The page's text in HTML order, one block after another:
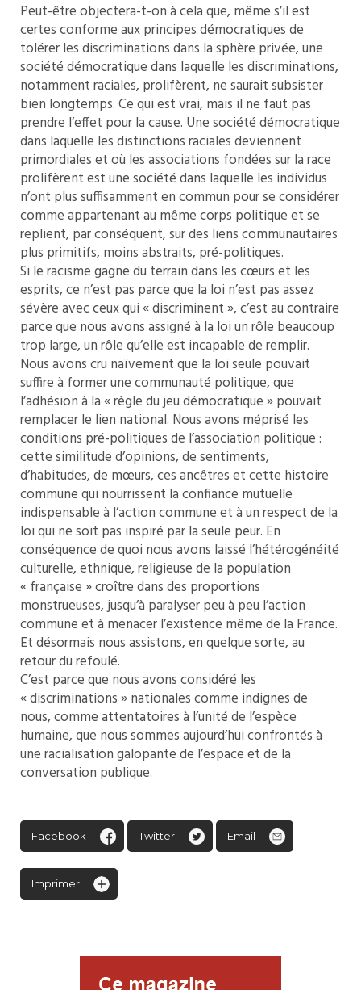
Peut-être objectera-t-on à cela que, même s’il est
certes conforme aux principes démocratiques de
tolérer les discriminations dans la sphère privée, une
société démocratique dans laquelle les discriminations,
notamment raciales, prolifèrent, ne saurait subsister
bien longtemps. Ce qui est vrai, mais il ne faut pas
prendre l’effet pour la cause. Une société démocratique
dans laquelle les distinctions raciales deviennent
primordiales et où les associations fondées sur la race
prolifèrent est une société dans laquelle les individus
n’ont plus suffisamment en commun pour se considérer
comme appartenant au même corps politique et se
replient, par conséquent, sur des liens communautaires
plus primitifs, moins abstraits, pré-politiques.
Si le racisme gagne du terrain dans les cœurs et les
esprits, ce n’est pas parce que la loi n’est pas assez
sévère avec ceux qui « discriminent », c’est au contraire
parce que nous avons assigné à la loi un rôle beaucoup
trop large, un rôle qu’elle est incapable de remplir.
Nous avons cru naïvement que la loi seule pouvait
suffire à former une communauté politique, que
l’adhésion à la « règle du jeu démocratique » pouvait
remplacer le lien national. Nous avons méprisé les
conditions pré-politiques de l’association politique :
cette similitude d’opinions, de sentiments,
d’habitudes, de mœurs, ces ancêtres et cette histoire
commune qui nourrissent la confiance mutuelle
indispensable à l’action commune et à un respect de la
loi qui ne soit pas inspiré par la seule peur. En
conséquence de quoi nous avons laissé l’hétérogénéité
culturelle, ethnique, religieuse de la population
« française » croître dans des proportions
monstrueuses, jusqu’à paralyser peu à peu l’action
commune et à menacer l’existence même de la France.
Et désormais nous assistons, en quelque sorte, au
retour du refoulé.
C’est parce que nous avons considéré les
« discriminations » nationales comme indignes de
nous, comme attentatoires à l’unité de l’espèce
humaine, que nous sommes aujourd’hui confrontés à
une racialisation galopante de l’espace et de la
conversation publique.
Facebook Twitter Email
Imprimer